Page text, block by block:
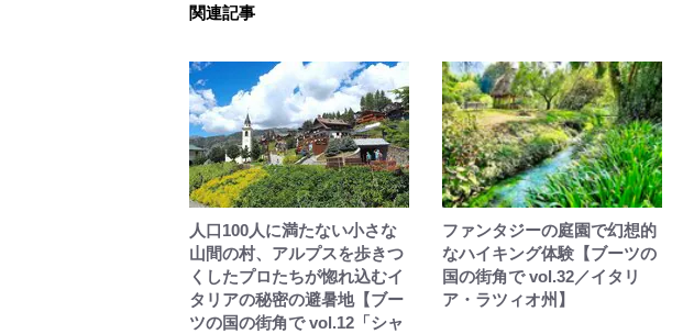
関連記事
人口100人に満たない小さな
山間の村、アルプスを歩きつ
くしたプロたちが惚れ込むイ
タリアの秘密の避暑地【ブー
ツの国の街角で vol.12「シャ
ファンタジーの庭園で幻想的
なハイキング体験【ブーツの
国の街角で vol.32／イタリ
ア・ラツィオ州】